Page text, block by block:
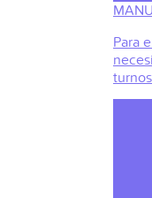
Para